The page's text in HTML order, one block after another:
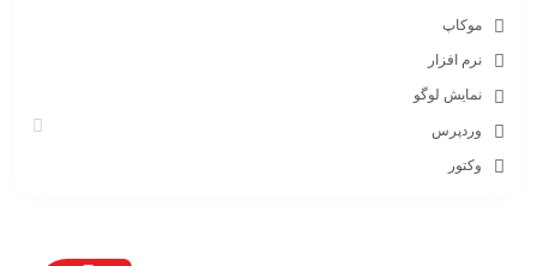
موکاپ
نرم افزار
نمایش لوگو
وردپرس
وکتور